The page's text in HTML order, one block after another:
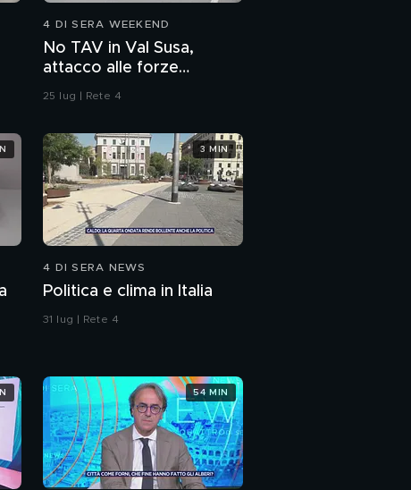
4 DI SERA WEEKEND
No TAV in Val Susa,
attacco alle forze
dell'ordine
25 lug | Rete 4
4 DI SERA NEWS
Politica e clima in Italia
31 lug | Rete 4
3 MIN
54 MIN